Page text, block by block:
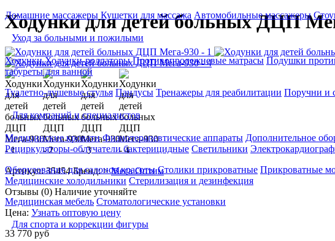
Домашние массажеры Кушетки для массажа Автомобильные массажеры
Уход за больными и пожилыми
ХодункиХодунки-роллаторы Противопролежневые матрасы Подушки
табуреты для ванной
Туалетно-душевые стулья Пандусы Тренажеры для реабилитации Поручни и
Для компаний и специалистов
Медицинские кровати Физиотерапевтические аппараты Дополнительное
Рециркуляторы-облучатели бактерицидные Светильники
Оборудование для салонов красоты Столики прикроватные Прикроватные
Медицинские холодильники Стерилизация и дезинфекция
Медицинская мебель Стоматологические установки
Для спорта и коррекции фигуры
Ходунки для детей больных ДЦП
Артикул: 35454 Бренд: >Мега Оптим
Отзывы (0) Наличие уточняйте
Цена: Узнать оптовую цену
33 770 руб